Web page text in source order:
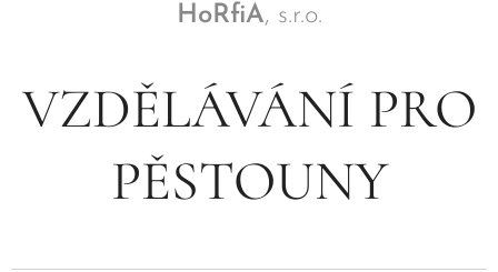
HoRfiA, s.r.o.
VZDĚLÁVÁNÍ PRO
PĚSTOUNY